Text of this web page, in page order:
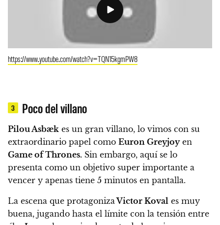
https://www.youtube.com/watch?v=TQN15kgmPW8
3 Poco del villano
Pilou Asbæk es un gran villano, lo vimos con su
extraordinario papel como Euron Greyjoyen
Game of Thrones. Sin embargo, aquí se lo
presenta como un objetivo super importante a
vencer y apenas tiene 5 minutos en pantalla.
La escena que protagonizaVictor Koval es muy
buena, jugando hasta el límite con la tensión entre